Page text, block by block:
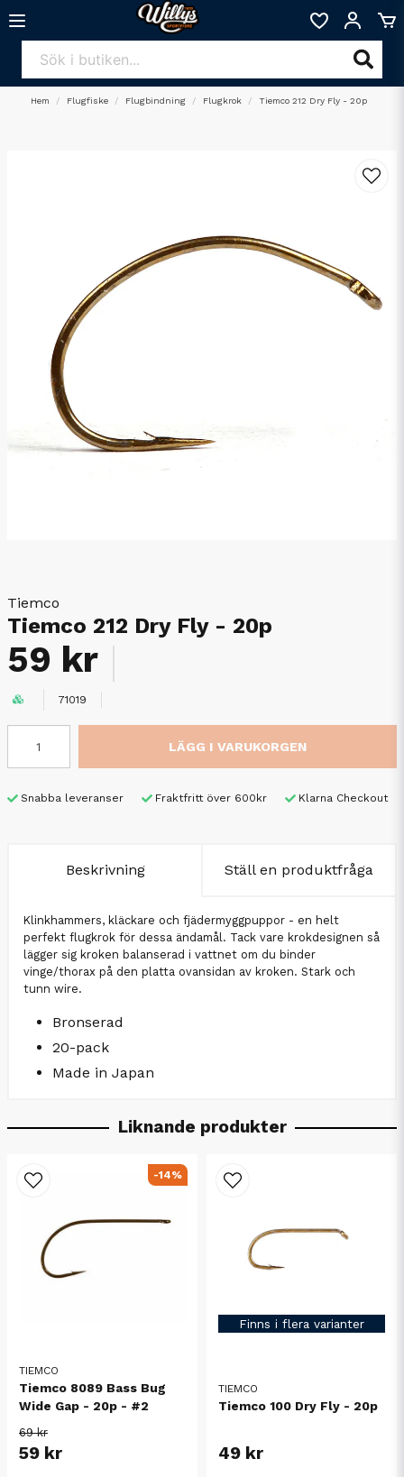
Hem Flugfiske Flugbindning Flugkrok Tiemco 212 Dry Fly - 20p
Tiemco
Tiemco 212 Dry Fly - 20p
59 kr
71019
LÄGG I VARUKORGEN
Snabba leveranser Fraktfritt över 600kr Klarna Checkout
Beskrivning Ställ en produktfråga
Klinkhammers, kläckare och fjädermyggpuppor - en helt
perfekt flugkrok för dessa ändamål. Tack vare krokdesignen så
lägger sig kroken balanserad i vattnet om du binder
vinge/thorax på den platta ovansidan av kroken. Stark och
tunn wire.
Bronserad
20-pack
Made in Japan
Liknande produkter
TIEMCO
Tiemco 8089 Bass Bug
Wide Gap - 20p - #2
69 kr
59 kr
-14%
Finns i flera varianter
TIEMCO
Tiemco 100 Dry Fly - 20p
49 kr